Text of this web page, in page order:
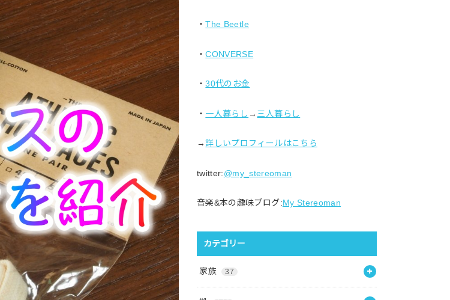
・The Beetle
・CONVERSE
・30代のお金
・ 一人暮らし → 三人暮らし
→詳しいプロフィールはこちら
twitter:@my_stereoman
音楽&本の趣味ブログ:My Stereoman
カテゴリー
家族 37